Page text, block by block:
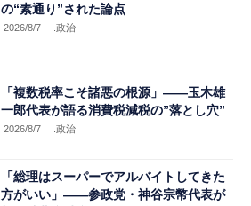
の“素通り”された論点
2026/8/7 .政治
「複数税率こそ諸悪の根源」――玉木雄
一郎代表が語る消費税減税の”落とし穴”
2026/8/7 .政治
「総理はスーパーでアルバイトしてきた
方がいい」――参政党・神谷宗幣代表が